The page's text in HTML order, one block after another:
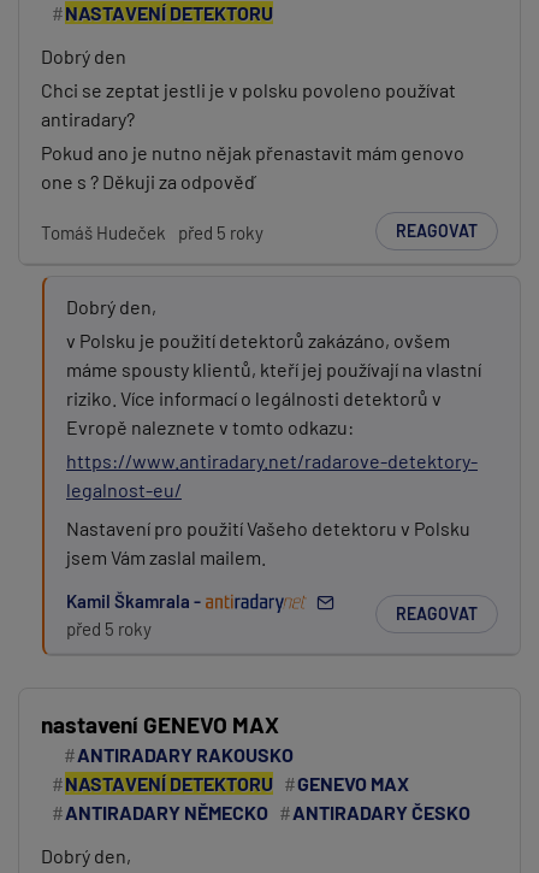
NASTAVENÍ DETEKTORU
Dobrý den
Chci se zeptat jestli je v polsku povoleno používat
antiradary?
Pokud ano je nutno nějak přenastavit mám genovo
one s ? Děkuji za odpověď
Tomáš Hudeček před 5 roky REAGOVAT
Dobrý den,
v Polsku je použití detektorů zakázáno, ovšem
máme spousty klientů, kteří jej používají na vlastní
riziko. Více informací o legálnosti detektorů v
Evropě naleznete v tomto odkazu:
https://www.antiradary.net/radarove-detektory-
legalnost-eu/
Nastavení pro použití Vašeho detektoru v Polsku
jsem Vám zaslal mailem.
Kamil Škamrala -
před 5 roky
REAGOVAT
nastavení GENEVO MAX
ANTIRADARY RAKOUSKO
NASTAVENÍ DETEKTORU
GENEVO MAX
ANTIRADARY NĚMECKO
ANTIRADARY ČESKO
Dobrý den,